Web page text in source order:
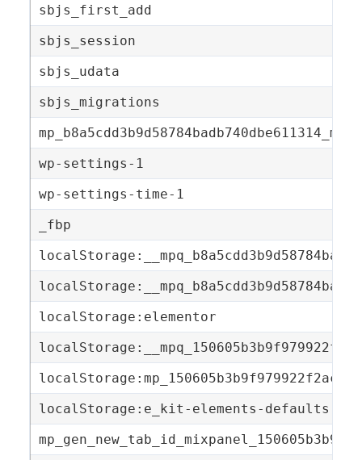
sbjs_first_add
sbjs_session
sbjs_udata
sbjs_migrations
wp-settings-1
wp-settings-time-1
_fbp
localStorage:elementor
localStorage:e_kit-elements-defaults